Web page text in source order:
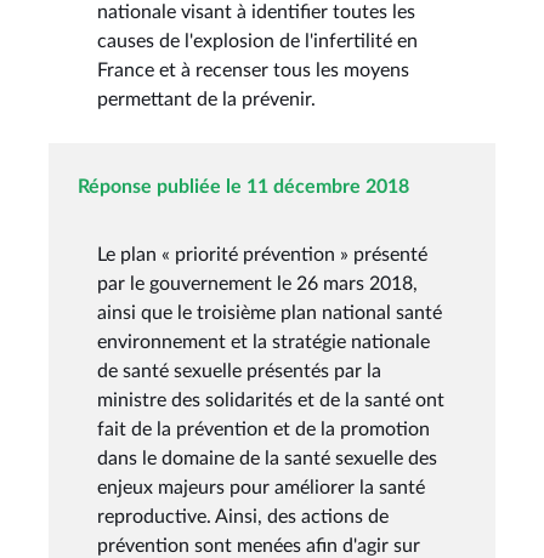
nationale visant à identifier toutes les
causes de l'explosion de l'infertilité en
France et à recenser tous les moyens
permettant de la prévenir.
Réponse publiée le 11 décembre 2018
Le plan « priorité prévention » présenté
par le gouvernement le 26 mars 2018,
ainsi que le troisième plan national santé
environnement et la stratégie nationale
de santé sexuelle présentés par la
ministre des solidarités et de la santé ont
fait de la prévention et de la promotion
dans le domaine de la santé sexuelle des
enjeux majeurs pour améliorer la santé
reproductive. Ainsi, des actions de
prévention sont menées afin d'agir sur